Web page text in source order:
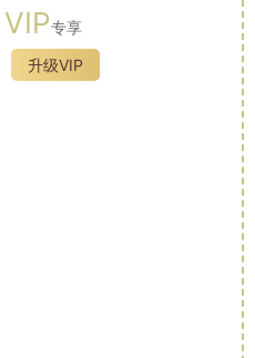
VIP专享
升级VIP